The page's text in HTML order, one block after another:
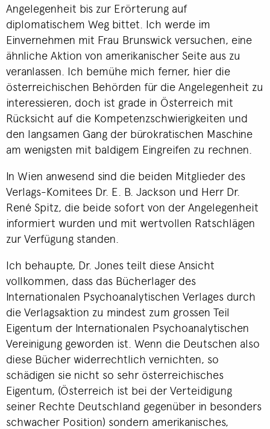
Angelegenheit bis zur Erörterung auf
diplomatischem Weg bittet. Ich werde im
Einvernehmen mit Frau Brunswick versuchen, eine
ähnliche Aktion von amerikanischer Seite aus zu
veranlassen. Ich bemühe mich ferner, hier die
österreichischen Behörden für die Angelegenheit zu
interessieren, doch ist grade in Österreich mit
Rücksicht auf die Kompetenzschwierigkeiten und
den langsamen Gang der bürokratischen Maschine
am wenigsten mit baldigem Eingreifen zu rechnen.
In Wien anwesend sind die beiden Mitglieder des
Verlags-Komitees Dr. E. B. Jackson und Herr Dr.
René Spitz, die beide sofort von der Angelegenheit
informiert wurden und mit wertvollen Ratschlägen
zur Verfügung standen.
Ich behaupte, Dr. Jones teilt diese Ansicht
vollkommen, dass das Bücherlager des
Internationalen Psychoanalytischen Verlages durch
die Verlagsaktion zu mindest zum grossen Teil
Eigentum der Internationalen Psychoanalytischen
Vereinigung geworden ist. Wenn die Deutschen also
diese Bücher widerrechtlich vernichten, so
schädigen sie nicht so sehr österreichisches
Eigentum, (Österreich ist bei der Verteidigung
seiner Rechte Deutschland gegenüber in besonders
schwacher Position) sondern amerikanisches,